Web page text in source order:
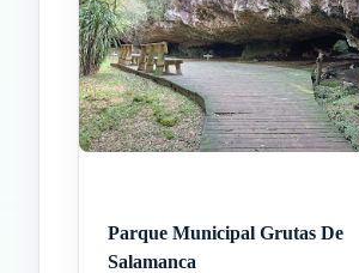
InicioParadas
Final
Parque Municipal Grutas De
Salamanca